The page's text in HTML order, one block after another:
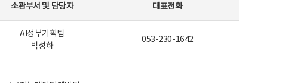
소관부서 및 담당자 대표전화
AI정부기획팀
박성하
053-230-1642